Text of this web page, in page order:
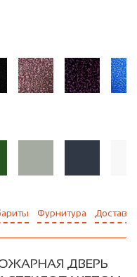
Фурнитура Доставка
ДВЕРЬ